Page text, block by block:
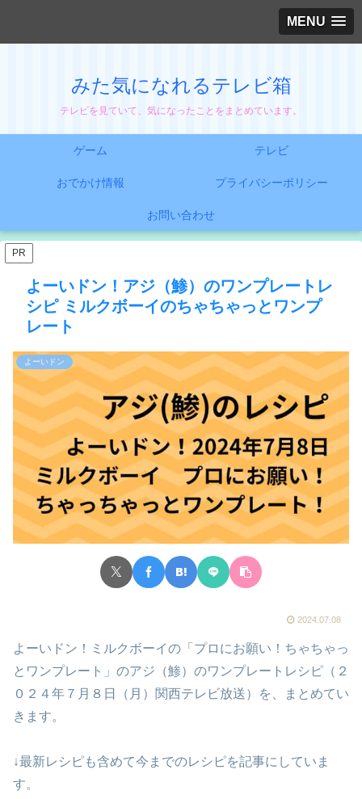
MENU
みた気になれるテレビ箱
テレビを見ていて、気になったことをまとめています。
ゲーム テレビ
おでかけ情報 プライバシーポリシー
お問い合わせ
PR
よーいドン！アジ（鯵）のワンプレートレ
シピ ミルクボーイのちゃちゃっとワンプ
レート
よーいドン
2024.07.08
よーいドン！ミルクボーイの「プロにお願い！ちゃちゃっ
とワンプレート」のアジ（鯵）のワンプレートレシピ（２
０２４年７月８日（月）関西テレビ放送）を、まとめてい
きます。
↓最新レシピも含めて今までのレシピを記事にしていま
す。